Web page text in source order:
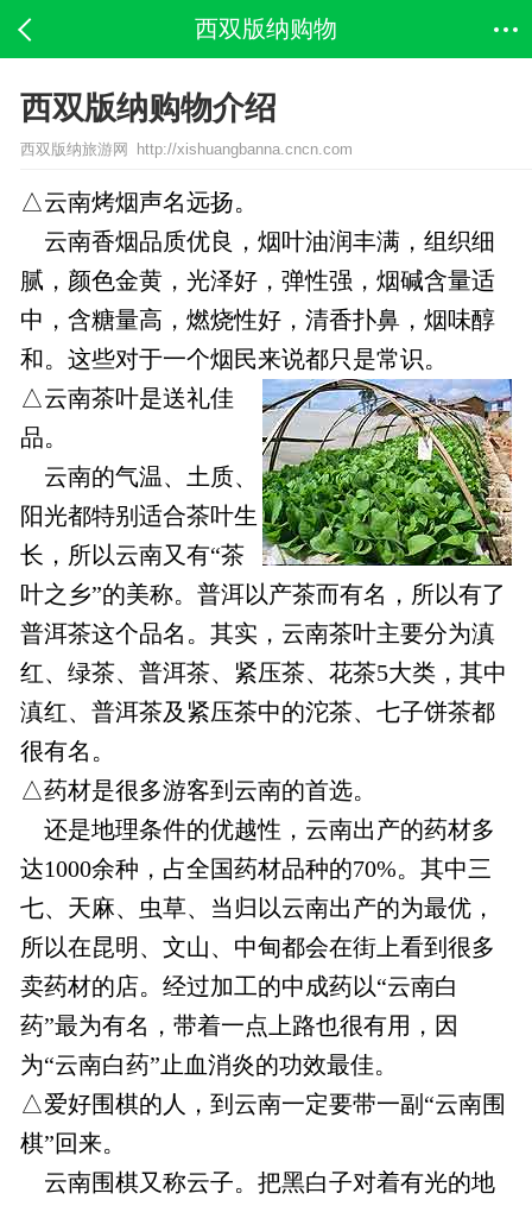
西双版纳购物
西双版纳购物介绍
西双版纳旅游网 http://xishuangbanna.cncn.com
△云南烤烟声名远扬。
云南香烟品质优良，烟叶油润丰满，组织细
腻，颜色金黄，光泽好，弹性强，烟碱含量适
中，含糖量高，燃烧性好，清香扑鼻，烟味醇
和。这些对于一个烟民来说都只是常识。
△云南茶叶是送礼佳
品。
云南的气温、土质、
阳光都特别适合茶叶生
长，所以云南又有“茶
叶之乡”的美称。普洱以产茶而有名，所以有了
普洱茶这个品名。其实，云南茶叶主要分为滇
红、绿茶、普洱茶、紧压茶、花茶5大类，其中
滇红、普洱茶及紧压茶中的沱茶、七子饼茶都
很有名。
△药材是很多游客到云南的首选。
还是地理条件的优越性，云南出产的药材多
达1000余种，占全国药材品种的70%。其中三
七、天麻、虫草、当归以云南出产的为最优，
所以在昆明、文山、中甸都会在街上看到很多
卖药材的店。经过加工的中成药以“云南白
药”最为有名，带着一点上路也很有用，因
为“云南白药”止血消炎的功效最佳。
△爱好围棋的人，到云南一定要带一副“云南围
棋”回来。
云南围棋又称云子。把黑白子对着有光的地